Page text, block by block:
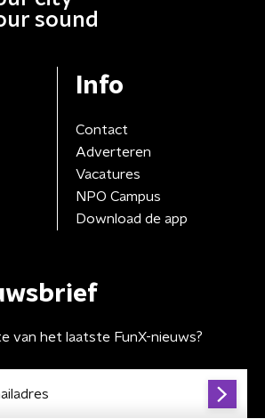
sound
Info
Contact
Adverteren
Vacatures
NPO Campus
Download de app
van het laatste FunX-nieuws?